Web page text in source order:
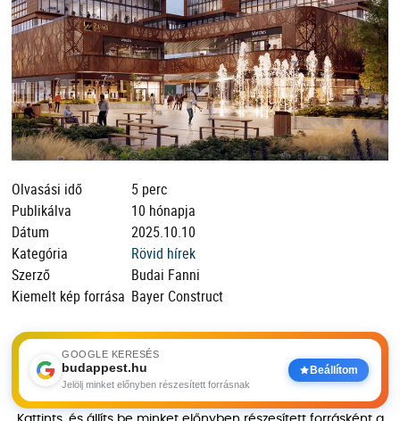
Olvasási idő
5 perc
Publikálva
10 hónapja
Dátum
2025.10.10
Kategória
Rövid hírek
Szerző
Budai Fanni
Kiemelt kép forrása Bayer Construct
GOOGLE KERESÉS
budappest.hu
Jelölj minket előnyben részesített forrásnak
Beállítom